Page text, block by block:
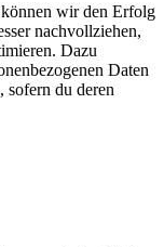
wir den Erfolg
nachvollziehen,
Dazu
Daten
sofern du deren